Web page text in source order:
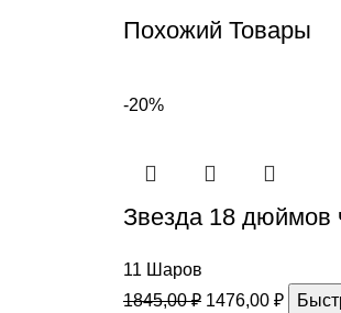
Похожий Товары
-20%
Звезда 18 дюймов
11 Шаров
1845,00₽ 1476,00 ₽